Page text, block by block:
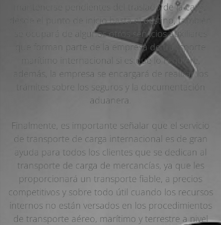
mantenerse pendientes del traslado de la carga
desde el punto de inicio hasta el destino, también
se ocupará de algunos otros servicios auxiliares
que forman parte de la empresa de transporte
marítimo internacional si es que lo requiere,
además, la empresa se encargará de realizar los
trámites sobre los seguros y la documentación
aduanera.
Finalmente, es importante señalar que el servicio
de transporte de carga internacional es de gran
ayuda para todos los clientes que se dedican al
transporte de carga de mercancías, ya que les
proporcionará un transporte fiable, a precios
competitivos y sobre todo útil cuando los recursos
internos no están versados en los procedimientos
de transporte aéreo, marítimo y terrestre a nivel